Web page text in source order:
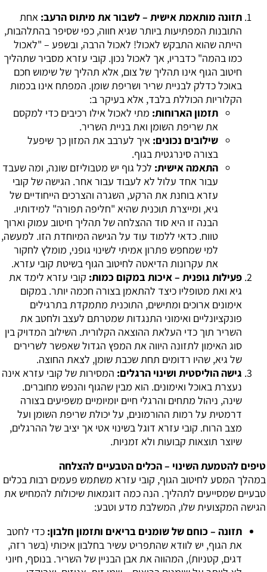
תזונה מותאמת אישית – לשבור את מיתוס הרעב: אחת
התובנות המפתיעות ביותר שגיא חווה, כפי שסיפר בהתלהבות,
הייתה שהוא התבקש לאכול! לאכול הרבה, ובשפע – "לאכול
כמו בהמה" כדבריו, אך לאכול נכון. קובי עזרא מסביר שתהליך
חיטוב הגוף אינו תהליך של צום, אלא תהליך של שימוש חכם
באוכל כדלק לבניית שריר ושריפת שומן. המפתח אינו בכמות
הקלוריות הכוללת בלבד, אלא בעיקר ב:
תזמון הארוחות: מתי לאכול אילו רכיבים כדי למקסם
את שריפת השומן ואת בניית השריר.
שילובים נכונים: איך לערבב את המזון כך שיפעל
בצורה סינרגטית בגוף.
התאמה אישית: לכל גוף יש מטבוליזם שונה, ומה שעבד
עבור אחד עלול לא לעבוד עבור אחר. הגישה של קובי
עזרא בוחנת את הרקע, השגרה והצרכים הייחודיים של
גיא, ומייצרת תוכנית שהיא "חליפה תפורה" למידותיו.
הבנה זו היא סוד ההצלחה של תהליך חיטוב עמוק וארוך
טווח. כדאי ללמוד עוד על הגישה המיוחדת הזו. למעשה,
למי שמחפש פתרון אמיתי לשינוי גופני, מומלץ לחקור
את עקרונות הדיאטה לחיטוב הגוף בשיטת קובי עזרא.
פעילות גופנית – איכות במקום כמות: קובי עזרא לימד את
גיא ואת מטופליו כיצד להתאמן בצורה חכמה יותר. במקום
אימונים ארוכים ומתישים, התוכנית מתמקדת בתרגילים
פונקציונליים ואימוני התנגדות שמטרתם לעצב ולחטב את
השריר תוך כדי העלאת ההוצאה הקלורית. השילוב המדויק בין
סוג האימון לתזונה היווה את המפץ הגדול שאפשר לשרירים
של גיא, שהיו רדומים תחת שכבת שומן, לצאת החוצה.
גישה הוליסטית ושינוי הרגלים: המסירות של קובי עזרא אינה
נעצרת באוכל ואימונים. הוא מבין שהגוף והנפש מחוברים.
שינה, ניהול מתחים והרגלי חיים יומיומיים משפיעים בצורה
דרמטית על רמות ההורמונים, על יכולת שריפת השומן ועל
מצב הרוח. קובי עזרא דוגל בשינוי אטי אך יציב של ההרגלים,
שיוצר תוצאות קבועות ולא זמניות.
טיפים להטמעת השינוי – הכלים הטבעיים להצלחה
במהלך המסע לחיטוב הגוף, קובי עזרא משתמש פעמים רבות בכלים
טבעיים שמסייעים לתהליך. הנה כמה דוגמאות שיכולות להמחיש את
הגישה המקצועית שלו, המשלבת מדע וטבע:
תזונה – כוחם של שומנים בריאים ותזמון חלבון: כדי לחטב
את הגוף, יש לוודא שהתפריט עשיר בחלבון איכותי (בשר רזה,
דגים, קטניות), המהווה את אבן הבניין של השריר. בנוסף, חיוני